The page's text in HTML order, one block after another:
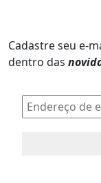
Cadastre seu e-
dentro das